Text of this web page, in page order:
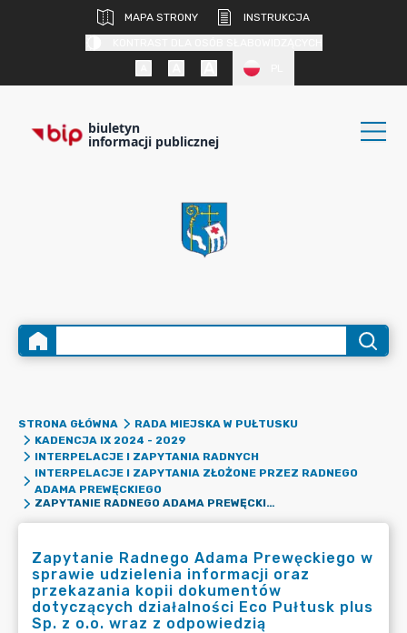
MAPA STRONY
INSTRUKCJA
biuletyn
informacji publicznej
STRONA GŁÓWNA
RADA MIEJSKA W PUŁTUSKU
KADENCJA IX 2024 - 2029
INTERPELACJE I ZAPYTANIA RADNYCH
INTERPELACJE I ZAPYTANIA ZŁOŻONE PRZEZ RADNEGO
ADAMA PREWĘCKIEGO
ZAPYTANIE RADNEGO ADAMA PREWĘCKIEGO W SPRAWIE UDZIELENIA INFORMACJI ORAZ PRZEKAZANIA KOPII DOKUMENTÓW DOTYCZĄCYCH DZIAŁALNOŚCI ECO PUŁTUSK PLUS SP. Z O.O. WRAZ Z ODPOWIEDZIĄ
Zapytanie Radnego Adama Prewęckiego w
sprawie udzielenia informacji oraz
przekazania kopii dokumentów
dotyczących działalności Eco Pułtusk plus
Sp. z o.o. wraz z odpowiedzią